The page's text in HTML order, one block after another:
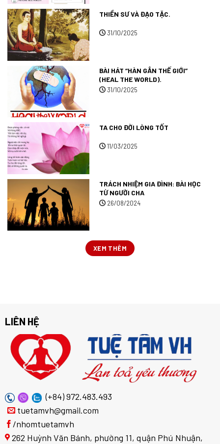
THIỀN SƯ VÀ ĐẠO TẶC.
31/10/2025
BÀI HÁT “HÀN GẮN THẾ GIỚI”
(HEAL THE WORLD).
31/10/2025
TA CHO ĐỜI LÒNG TỐT
11/03/2025
TRÁCH NHIỆM GIA ĐÌNH: BÀI HỌC
TỪ NGƯỜI CHA
26/08/2024
XEM THÊM
LIÊN HỆ
(+84) 972.483.493
tuetamvh@gmail.com
/nhomtuetamvh
262 Huỳnh Văn Bánh, phường 11, quận Phú Nhuận,